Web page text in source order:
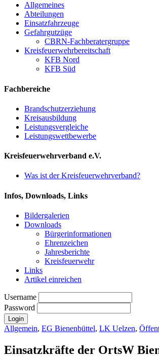
Allgemeines
Abteilungen
Einsatzfahrzeuge
Gefahrgutzüge
CBRN-Fachberatergruppe
Kreisfeuerwehrbereitschaft
KFB Nord
KFB Süd
Fachbereiche
Brandschutzerziehung
Kreisausbildung
Leistungsvergleiche
Leistungswettbewerbe
Kreisfeuerwehrverband e.V.
Was ist der Kreisfeuerwehrverband?
Infos, Downloads, Links
Bildergalerien
Downloads
Bürgerinformationen
Ehrenzeichen
Jahresberichte
Kreisfeuerwehr
Links
Artikel einreichen
Username
Password
Allgemein, EG Bienenbüttel, LK Uelzen,
Einsatzkräfte der OrtsW